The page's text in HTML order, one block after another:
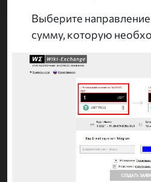
Выберите
сумму, которую